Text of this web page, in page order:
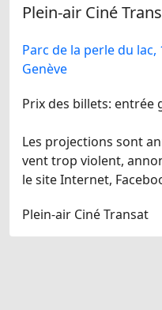
Plein-air Ciné
Parc de la perle du lac,
Genève
Prix des billets: entrée
Les projections sont
vent trop violent,
le site Internet,
Plein-air Ciné Transat